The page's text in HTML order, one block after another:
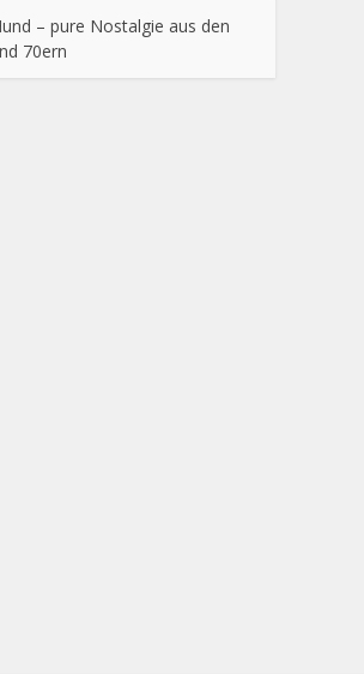
– pure Nostalgie aus den
70ern